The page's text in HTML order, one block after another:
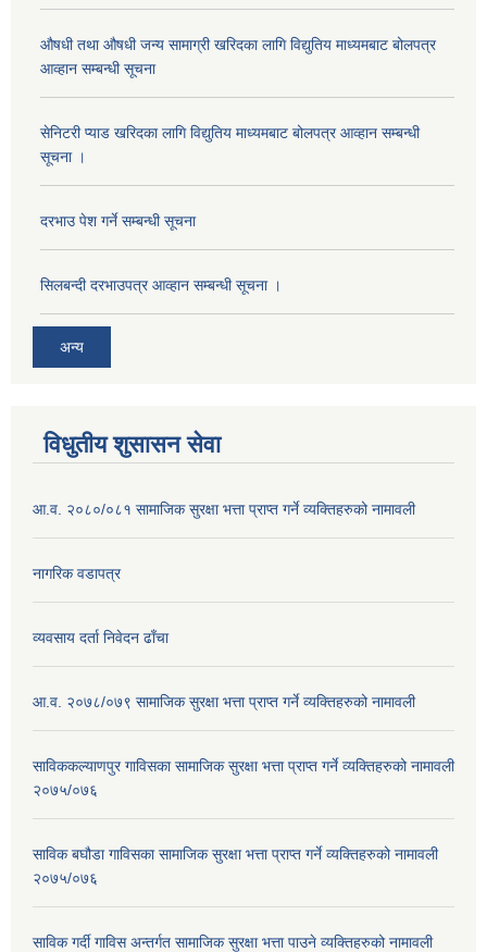
औषधी तथा औषधी जन्य सामाग्री खरिदका लागि विद्युतिय माध्यमबाट बोलपत्र
आव्हान सम्बन्धी सूचना
सेनिटरी प्याड खरिदका लागि विद्युतिय माध्यमबाट बोलपत्र आव्हान सम्बन्धी
सूचना ।
दरभाउ पेश गर्ने सम्बन्धी सूचना
सिलबन्दी दरभाउपत्र आव्हान सम्बन्धी सूचना ।
अन्य
विधुतीय शुसासन सेवा
आ.व. २०८०/०८१ सामाजिक सुरक्षा भत्ता प्राप्त गर्ने व्यक्तिहरुको नामावली
नागरिक वडापत्र
व्यवसाय दर्ता निवेदन ढाँचा
आ.व. २०७८/०७९ सामाजिक सुरक्षा भत्ता प्राप्त गर्ने व्यक्तिहरुको नामावली
साविककल्याणपुर गाविसका सामाजिक सुरक्षा भत्ता प्राप्त गर्ने व्यक्तिहरुको नामावली
२०७५/०७६
साविक बघौडा गाविसका सामाजिक सुरक्षा भत्ता प्राप्त गर्ने व्यक्तिहरुको नामावली
२०७५/०७६
साविक गर्दी गाविस अन्तर्गत सामाजिक सुरक्षा भत्ता पाउने व्यक्तिहरुको नामावली